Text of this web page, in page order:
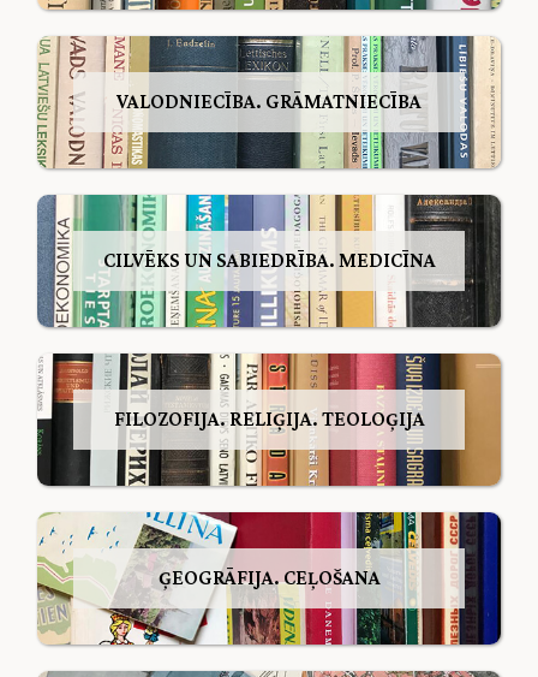
VALODNIECĪBA. GRĀMATNIECĪBA
CILVĒKS UN SABIEDRĪBA. MEDICĪNA
FILOZOFIJA. RELIĢIJA. TEOLOĢIJA
ĢEOGRĀFIJA. CEĻOŠANA